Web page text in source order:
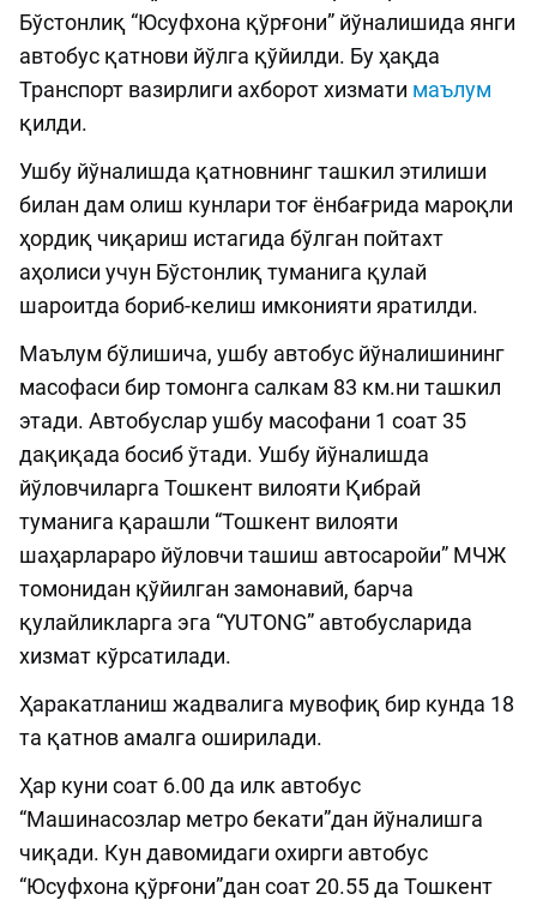
Бўстонлиқ “Юсуфхона қўрғони” йўналишида янги
автобус қатнови йўлга қўйилди. Бу ҳақда
Транспорт вазирлиги ахборот хизмати маълум
қилди.
Ушбу йўналишда қатновнинг ташкил этилиши
билан дам олиш кунлари тоғ ёнбағрида мароқли
ҳордиқ чиқариш истагида бўлган пойтахт
аҳолиси учун Бўстонлиқ туманига қулай
шароитда бориб-келиш имконияти яратилди.
Маълум бўлишича, ушбу автобус йўналишининг
масофаси бир томонга салкам 83 км.ни ташкил
этади. Автобуслар ушбу масофани 1 соат 35
дақиқада босиб ўтади. Ушбу йўналишда
йўловчиларга Тошкент вилояти Қибрай
туманига қарашли “Тошкент вилояти
шаҳарлараро йўловчи ташиш автосаройи” МЧЖ
томонидан қўйилган замонавий, барча
қулайликларга эга “YUTONG” автобусларида
хизмат кўрсатилади.
Ҳаракатланиш жадвалига мувофиқ бир кунда 18
та қатнов амалга оширилади.
Ҳар куни соат 6.00 да илк автобус
“Машинасозлар метро бекати”дан йўналишга
чиқади. Кун давомидаги охирги автобус
“Юсуфхона қўрғони”дан соат 20.55 да Тошкент